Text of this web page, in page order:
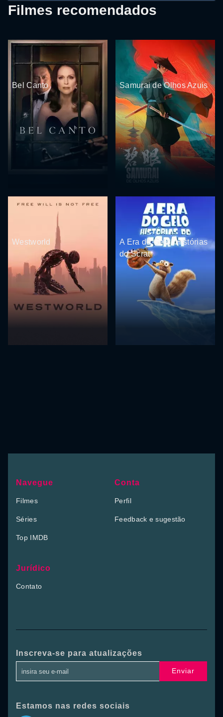
Filmes recomendados
Bel Canto Samurai de Olhos Azuis
Westworld
A Era do Gelo: Histórias
do Scrat
Navegue
Filmes
Séries
Top IMDB
Conta
Perfil
Feedback e sugestão
Jurídico
Contato
Inscreva-se para atualizações
Enviar
Estamos nas redes sociais